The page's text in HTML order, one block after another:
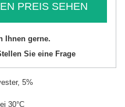
PREIS SEHEN
Ihnen gerne.
Sie eine Frage
5%
30°C